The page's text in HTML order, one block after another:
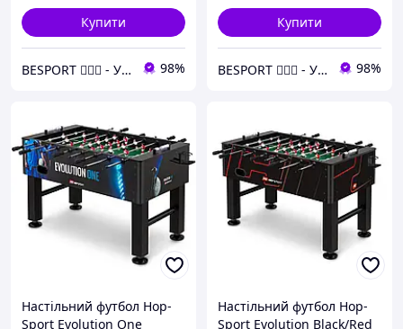
Купити
BESPORT 🏋🏻‍♂️ - Український бренд спорттоварів 🇺🇦 98%
Купити
BESPORT 🏋🏻‍♂️ - Український бренд спорттоварів 🇺🇦 98%
Настільний футбол Hop-
Sport Evolution One
Настільний футбол Hop-
Sport Evolution Black/Red